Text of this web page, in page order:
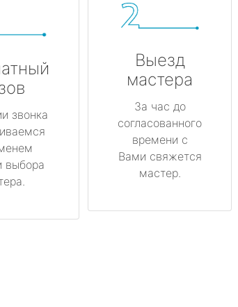
звонка
выбора
Выезд
мастера
За час до
согласованного
времени с
Вами свяжется
мастер.